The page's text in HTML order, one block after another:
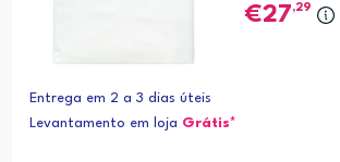
27,29
Entrega em 2 a 3 dias úteis
Levantamento em loja Grátis*